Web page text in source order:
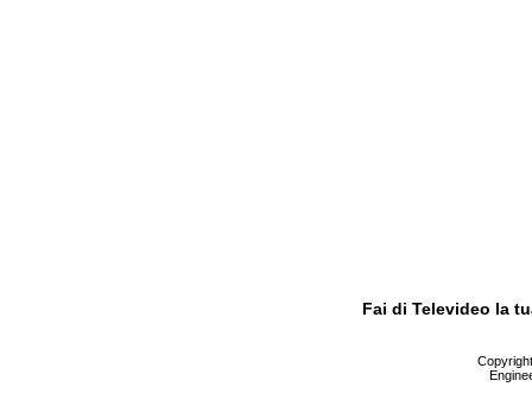
Fai di Televideo la